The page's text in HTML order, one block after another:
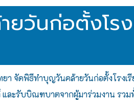
วันก่อตั้งโร
า จัดพิธีทำบุญวันคล้ายวันก่อตั้งโรง
ละรับบิณฑบาตจากผู้มาร่วมงาน รว